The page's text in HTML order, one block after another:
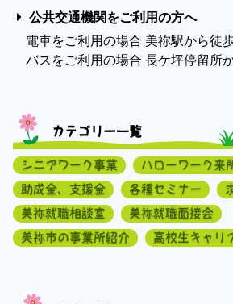
公共交通機関をご利用の方へ
電車をご利用の場合 美祢駅から徒
バスをご利用の場合 長ケ坪停留所
カテゴリー一覧
シニアワーク事業
ハローワーク来
助成金、支援金
各種セミナー
美祢就職相談室
美祢就職面接会
美祢市の事業所紹介
高校生キャリ